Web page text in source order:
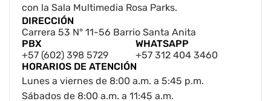
con la Sala Multimedia Rosa Parks.
DIRECCIÓN
Carrera 53 N° 11-56 Barrio Santa Anita
PBX
+57 (602) 398 5729
WHATSAPP
+57 312 404 3460
HORARIOS DE ATENCIÓN
Lunes a viernes de 8:00 a.m. a 5:45 p.m.
Sábados de 8:00 a.m. a 11:45 a.m.